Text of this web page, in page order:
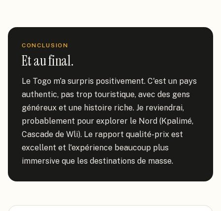
CONCLUSION
Et au final.
Le Togo m'a surpris positivement. C'est un pays
authentic, pas trop touristique, avec des gens
généreux et une histoire riche. Je reviendrai,
probablement pour explorer le Nord (Kpalimé,
Cascade de Wli). Le rapport qualité-prix est
excellent et l'expérience beaucoup plus
immersive que les destinations de masse.